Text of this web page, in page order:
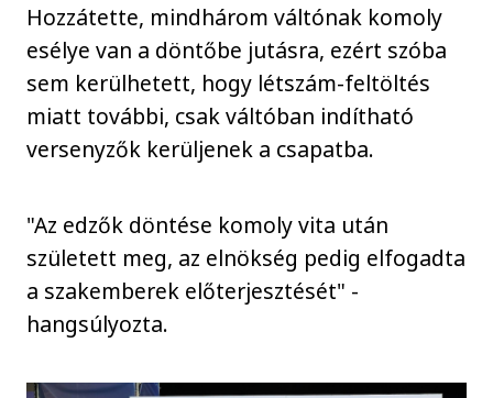
Hozzátette, mindhárom váltónak komoly
esélye van a döntőbe jutásra, ezért szóba
sem kerülhetett, hogy létszám-feltöltés
miatt további, csak váltóban indítható
versenyzők kerüljenek a csapatba.
"Az edzők döntése komoly vita után
született meg, az elnökség pedig elfogadta
a szakemberek előterjesztését" -
hangsúlyozta.